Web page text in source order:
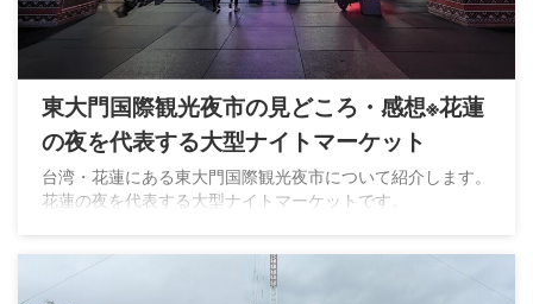
東大門国際観光夜市の見どころ・感想※花蓮
の夜を代表する大型ナイトマーケット
台湾・花蓮にある東大門国際観光夜市について紹介します。
花蓮の夜を代表する大型ナイトマーケットです。